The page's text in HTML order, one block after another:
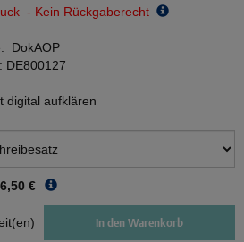
- Kein Rückgaberecht
DokAOP
DE800127
digital aufklären
€
In den Warenkorb